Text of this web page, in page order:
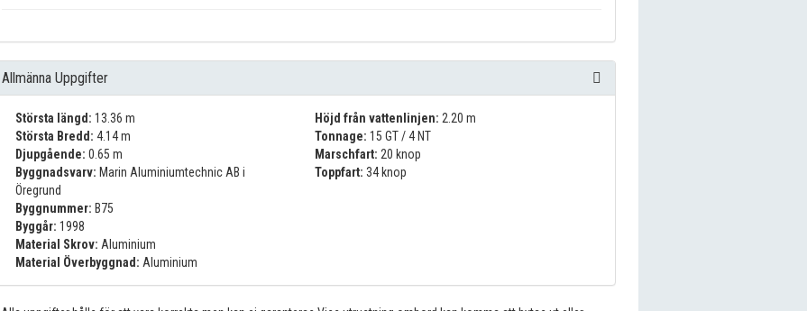
Allmänna Uppgifter
Största längd: 13.36 m
Största Bredd: 4.14 m
Djupgående: 0.65 m
Byggnadsvarv: Marin Aluminiumtechnic AB i
Öregrund
Byggnummer: B75
Byggår: 1998
Material Skrov: Aluminium
Material Överbyggnad: Aluminium
Höjd från vattenlinjen: 2.20 m
Tonnage: 15 GT / 4 NT
Marschfart: 20 knop
Toppfart: 34 knop